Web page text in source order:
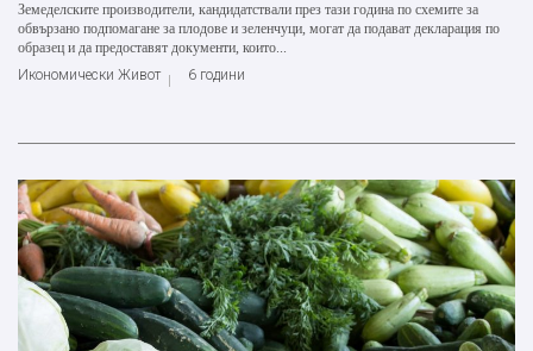
Земеделските производители, кандидатствали през тази година по схемите за
обвързано подпомагане за плодове и зеленчуци, могат да подават декларация по
образец и да предоставят документи, които...
Икономически Живот
6 години